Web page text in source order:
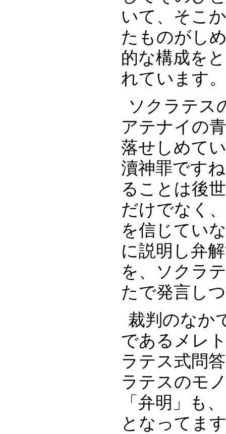
いて、そこ
たものがし
的な構成を
れています。
ソクラテス
アテナイの
落せしめて
瀆神罪です
ることは後
だけでなく
を信じてい
に説明し弁
を、ソクラ
たで発言し
裁判のなか
であるメレ
ラテス式問
ラテスのモ
「弁明」も
となってま